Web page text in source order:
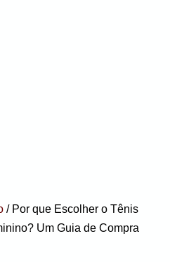
/ Por que Escolher o Tênis
Um Guia de Compra